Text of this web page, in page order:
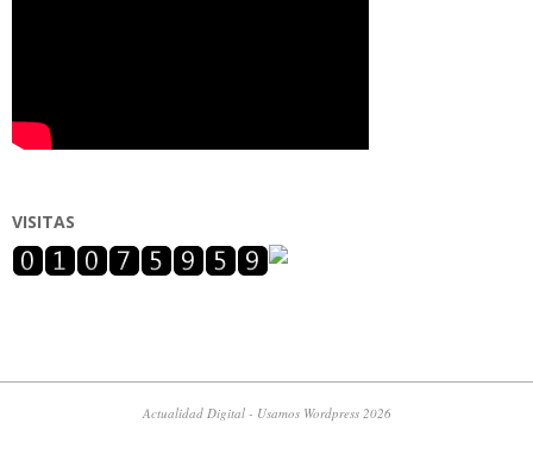
VISITAS
Actualidad Digital - Usamos Wordpress 2026